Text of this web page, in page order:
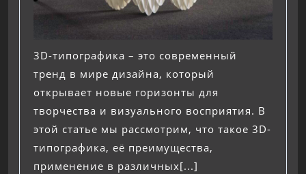
3D-типографика – это современный
тренд в мире дизайна, который
открывает новые горизонты для
творчества и визуального восприятия. В
этой статье мы рассмотрим, что такое 3D-
типографика, её преимущества,
применение в различных[...]